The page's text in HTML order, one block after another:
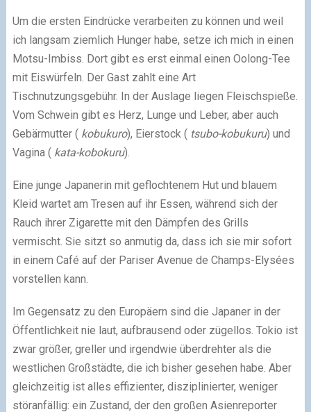
Um die ersten Eindrücke verarbeiten zu können und weil
ich langsam ziemlich Hunger habe, setze ich mich in einen
Motsu-Imbiss. Dort gibt es erst einmal einen Oolong-Tee
mit Eiswürfeln. Der Gast zahlt eine Art
Tischnutzungsgebühr. In der Auslage liegen Fleischspieße.
Vom Schwein gibt es Herz, Lunge und Leber, aber auch
Gebärmutter ( kobukuro), Eierstock ( tsubo-kobukuru) und
Vagina ( kata-kobokuru).
Eine junge Japanerin mit geflochtenem Hut und blauem
Kleid wartet am Tresen auf ihr Essen, während sich der
Rauch ihrer Zigarette mit den Dämpfen des Grills
vermischt. Sie sitzt so anmutig da, dass ich sie mir sofort
in einem Café auf der Pariser Avenue de Champs-Elysées
vorstellen kann.
Im Gegensatz zu den Europäern sind die Japaner in der
Öffentlichkeit nie laut, aufbrausend oder zügellos. Tokio ist
zwar größer, greller und irgendwie überdrehter als die
westlichen Großstädte, die ich bisher gesehen habe. Aber
gleichzeitig ist alles effizienter, disziplinierter, weniger
störanfällig: ein Zustand, der den großen Asienreporter